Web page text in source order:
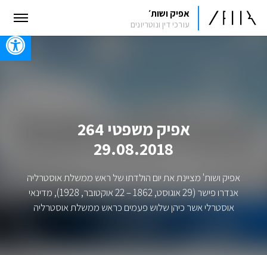
אפיק ושות׳
עורכי דין ונוטריונים
אפיק משפטי 264
29.08.2018
אפיק ושות' מציינת את יום הולדתו של ראש ממשלת אוסטרליה
אנדרו פישר (29 אוגוסט, 1862 – 22 אוקטובר, 1928), מדינאי
אוסטרלי אשר כיהן שלוש פעמים כראש ממשלת אוסטרליה